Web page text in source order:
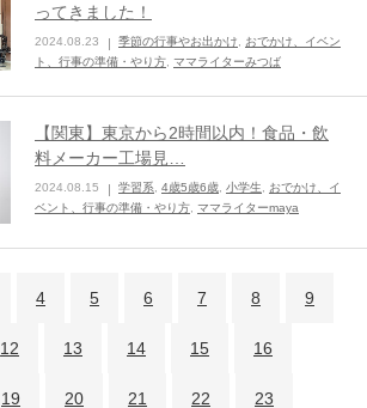
ってきました！
2024.08.23 季節の行事やお出かけ
おでかけ、イベン
ト、行事の準備・やり方 ママライターみつば
【関東】東京から2時間以内！食品・飲
料メーカー工場見…
2024.08.15 学習系 4歳5歳6歳 小学生
おでかけ、イ
ベント、行事の準備・やり方 ママライターmaya
4 5 6 7 8 9
12 13 14 15 16
19 20 21 22 23